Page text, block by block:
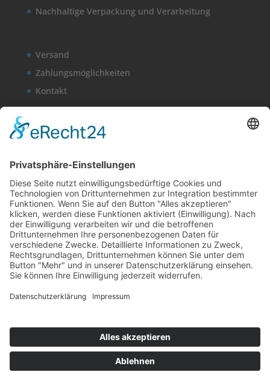
Nachhaltige Verpackung und Verarbeitung
Versand
Zahlungsmöglichkeiten
Kontakt
Mein Konto
Warenkorb
Newsletter
AGB
Widerrufsbelehrung
Datenschutzerklärung
Widerrufsbelehrung